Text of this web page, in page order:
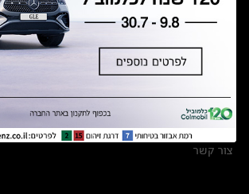
מצאו אותנו
אולמות תצוגה
מרכזי שירות
צור קשר